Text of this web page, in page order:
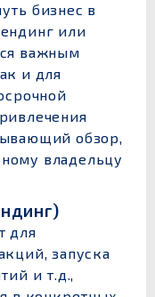
бизнес в
или
важным
и для
обзор,
владельцу
для
запуска
и т.д.,